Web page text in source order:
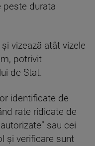
peste durata
vizează atât vizele
potrivit
de Stat.
identificate de
rate ridicate de
sau cei
şi verificare sunt